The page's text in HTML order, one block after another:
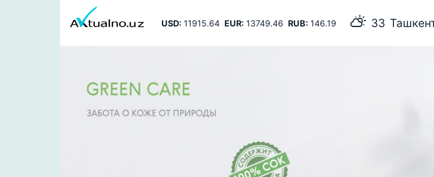
USD:11915.64 EUR:13749.46 RUB:146.19 Ташкент